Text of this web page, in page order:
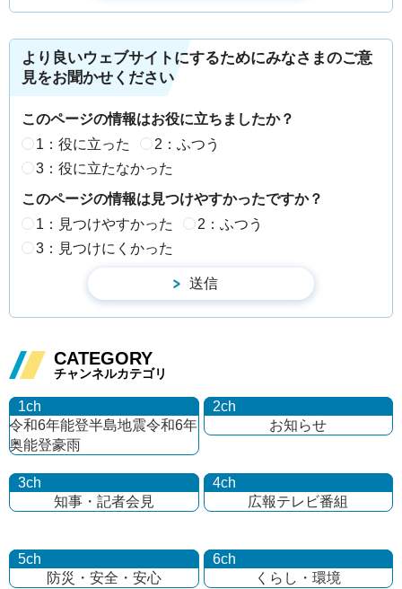
より良いウェブサイトにするためにみなさまのご意
見をお聞かせください
このページの情報はお役に立ちましたか？
1：役に立った
2：ふつう
3：役に立たなかった
このページの情報は見つけやすかったですか？
1：見つけやすかった
2：ふつう
3：見つけにくかった
CATEGORY
チャンネルカテゴリ
1ch
令和6年能登半島地震令和6年
奥能登豪雨
2ch
お知らせ
3ch
知事・記者会見
4ch
広報テレビ番組
5ch
防災・安全・安心
6ch
くらし・環境